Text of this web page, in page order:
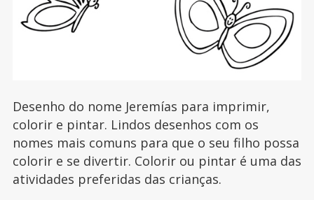
Desenho do nome Jeremías para imprimir,
colorir e pintar. Lindos desenhos com os
nomes mais comuns para que o seu filho possa
colorir e se divertir. Colorir ou pintar é uma das
atividades preferidas das crianças.